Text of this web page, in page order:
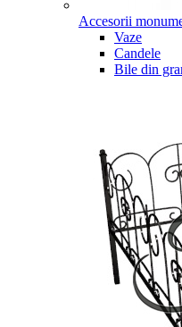
Accesorii
Vaze
Candele
Bile din